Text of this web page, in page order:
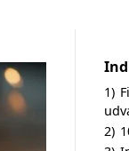
1)
2)